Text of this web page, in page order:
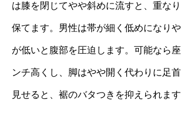
は膝を閉じてやや斜めに流すと、重な
保てます。男性は帯が細く低めになり
が低いと腹部を圧迫します。可能なら
ンチ高くし、脚はやや開く代わりに足
見せると、裾のバタつきを抑えられます